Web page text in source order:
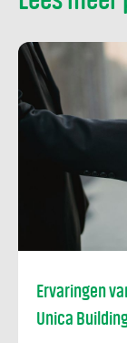
Ervaringen
Unica